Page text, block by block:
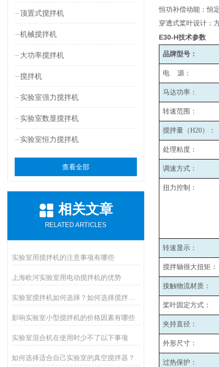
顶置式搅拌机
机械搅拌机
大功率搅拌机
搅拌机
实验室强力搅拌机
实验室数显搅拌机
实验室恒力搅拌机
查看全部
相关文章
RELATED ARTICLES
实验室用搅拌机的注意事项有哪些
上海欧河实验室用电动搅拌机的优势
影响实验室小型搅拌机的价格因素有哪些
实验室混合机在使用时少不了以下事项
如何选择适合自己实验室的真空搅拌器？
恒功补偿动能：恒
穿透式桨叶设计：
E30-H技术参数
品牌型号：
电 源：
马达功率：
转速范围：
搅拌量（H20）：
处理粘度：
调速方式：
扭力控制：
转速显示：
搅拌轴很大扭矩：
接触物流材质：
桨叶固定方式：
夹持直径：
外形尺寸：
过热保护：